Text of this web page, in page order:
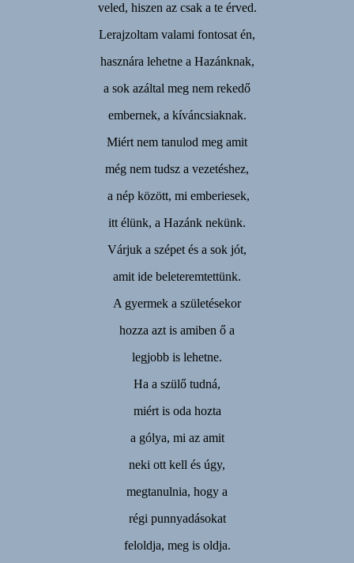
veled, hiszen az csak a te érved.
Lerajzoltam valami fontosat én,
hasznára lehetne a Hazánknak,
a sok azáltal meg nem rekedő
embernek, a kíváncsiaknak.
Miért nem tanulod meg amit
még nem tudsz a vezetéshez,
a nép között, mi emberiesek,
itt élünk, a Hazánk nekünk.
Várjuk a szépet és a sok jót,
amit ide beleteremtettünk.
A gyermek a születésekor
hozza azt is amiben ő a
legjobb is lehetne.
Ha a szülő tudná,
miért is oda hozta
a gólya, mi az amit
neki ott kell és úgy,
megtanulnia, hogy a
régi punnyadásokat
feloldja, meg is oldja.